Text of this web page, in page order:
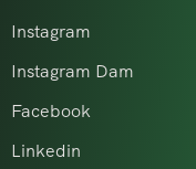
Instagram
Instagram Dam
Facebook
Linkedin